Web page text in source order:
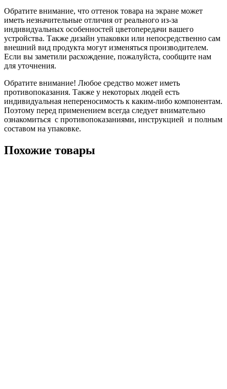
Обратите внимание, что оттенок товара на экране может
иметь незначительные отличия от реального из-за
индивидуальных особенностей цветопередачи вашего
устройства. Также дизайн упаковки или непосредственно сам
внешний вид продукта могут изменяться производителем.
Если вы заметили расхождение, пожалуйста, сообщите нам
для уточнения.
Обратите внимание! Любое средство может иметь
противопоказания. Также у некоторых людей есть
индивидуальная непереносимость к каким-либо компонентам.
Поэтому перед применением всегда следует внимательно
ознакомиться с противопоказаниями, инструкцией и полным
составом на упаковке.
Похожие товары